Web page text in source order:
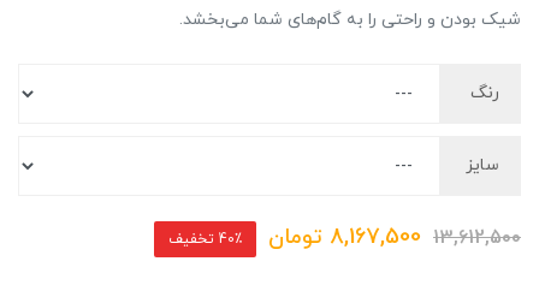
شیک بودن و راحتی را به گام‌های شما می‌بخشد.
رنگ
سایز
13,612,500
8,167,500 تومان 40٪ تخفیف